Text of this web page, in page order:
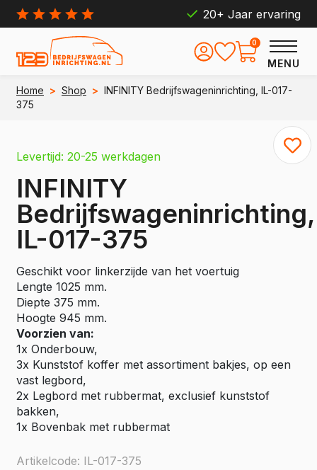
20+ Jaar ervaring
MENU
0
Home > Shop > INFINITY Bedrijfswageninrichting, IL-017-
375
Levertijd: 20-25 werkdagen
INFINITY
Bedrijfswageninrichting,
IL-017-375
Geschikt voor linkerzijde van het voertuig
Lengte 1025 mm.
Diepte 375 mm.
Hoogte 945 mm.
Voorzien van:
1x Onderbouw,
3x Kunststof koffer met assortiment bakjes, op een
vast legbord,
2x Legbord met rubbermat, exclusief kunststof
bakken,
1x Bovenbak met rubbermat
Artikelcode: IL-017-375